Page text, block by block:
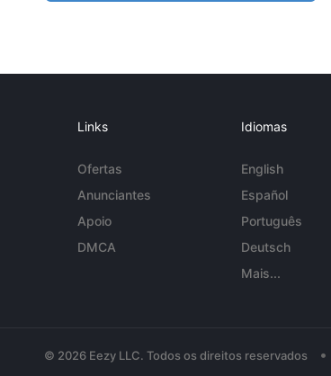
Links
Ofertas
Anunciantes
Apoio
DMCA
Idiomas
English
Español
Português
Deutsch
Mais...
© 2026 Eezy LLC. Todos os direitos reservados •